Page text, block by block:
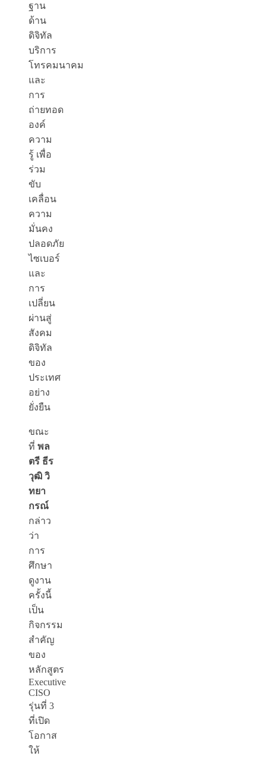
ฐาน
ด้าน
ดิจิทัล
บริการ
โทรคมนาคม
และ
การ
ถ่ายทอด
องค์
ความ
รู้ เพื่อ
ร่วม
ขับ
เคลื่อน
ความ
มั่นคง
ปลอดภัย
ไซเบอร์
และ
การ
เปลี่ยน
ผ่านสู่
สังคม
ดิจิทัล
ของ
ประเทศ
อย่าง
ยั่งยืน
ขณะ
ที่ พล
ตรี ธีร
วุฒิ วิ
ทยา
กรณ์
กล่าว
ว่า
การ
ศึกษา
ดูงาน
ครั้งนี้
เป็น
กิจกรรม
สำคัญ
ของ
หลักสูตร
Executive
CISO
รุ่นที่ 3
ที่เปิด
โอกาส
ให้